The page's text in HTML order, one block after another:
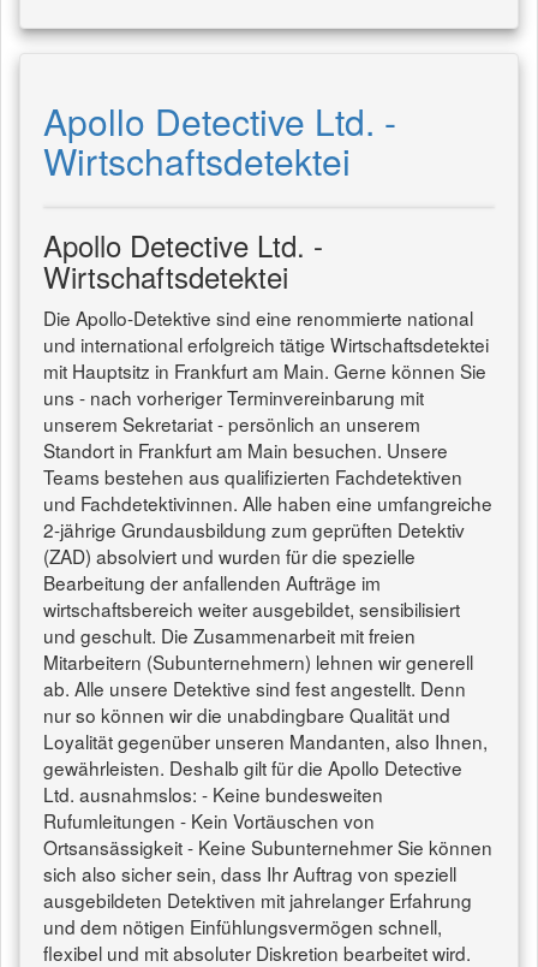
Apollo Detective Ltd. -
Wirtschaftsdetektei
Apollo Detective Ltd. -
Wirtschaftsdetektei
Die Apollo-Detektive sind eine renommierte national
und international erfolgreich tätige Wirtschaftsdetektei
mit Hauptsitz in Frankfurt am Main. Gerne können Sie
uns - nach vorheriger Terminvereinbarung mit
unserem Sekretariat - persönlich an unserem
Standort in Frankfurt am Main besuchen. Unsere
Teams bestehen aus qualifizierten Fachdetektiven
und Fachdetektivinnen. Alle haben eine umfangreiche
2-jährige Grundausbildung zum geprüften Detektiv
(ZAD) absolviert und wurden für die spezielle
Bearbeitung der anfallenden Aufträge im
wirtschaftsbereich weiter ausgebildet, sensibilisiert
und geschult. Die Zusammenarbeit mit freien
Mitarbeitern (Subunternehmern) lehnen wir generell
ab. Alle unsere Detektive sind fest angestellt. Denn
nur so können wir die unabdingbare Qualität und
Loyalität gegenüber unseren Mandanten, also Ihnen,
gewährleisten. Deshalb gilt für die Apollo Detective
Ltd. ausnahmslos: - Keine bundesweiten
Rufumleitungen - Kein Vortäuschen von
Ortsansässigkeit - Keine Subunternehmer Sie können
sich also sicher sein, dass Ihr Auftrag von speziell
ausgebildeten Detektiven mit jahrelanger Erfahrung
und dem nötigen Einfühlungsvermögen schnell,
flexibel und mit absoluter Diskretion bearbeitet wird.